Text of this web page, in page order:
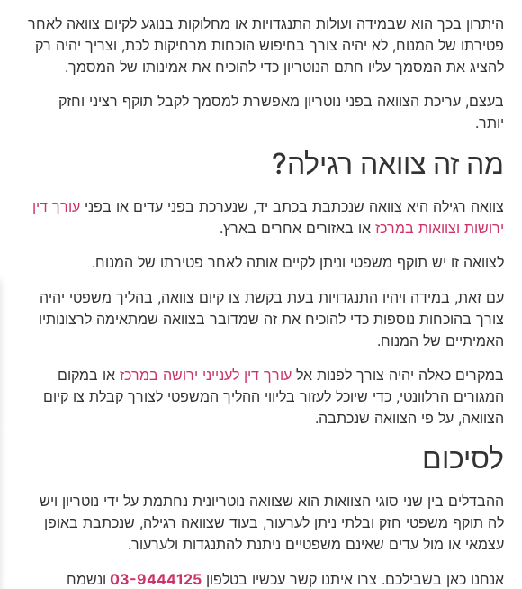
היתרון בכך הוא שבמידה ועולות התנגדויות או מחלוקות בנוגע לקיום צוואה לאחר
פטירתו של המנוח, לא יהיה צורך בחיפוש הוכחות מרחיקות לכת, וצריך יהיה רק
להציג את המסמך עליו חתם הנוטריון כדי להוכיח את אמינותו של המסמך.
בעצם, עריכת הצוואה בפני נוטריון מאפשרת למסמך לקבל תוקף רציני וחזק
יותר.
מה זה צוואה רגילה?
צוואה רגילה היא צוואה שנכתבת בכתב יד, שנערכת בפני עדים או בפני עורך דין
ירושות וצוואות במרכז או באזורים אחרים בארץ.
לצוואה זו יש תוקף משפטי וניתן לקיים אותה לאחר פטירתו של המנוח.
עם זאת, במידה ויהיו התנגדויות בעת בקשת צו קיום צוואה, בהליך משפטי יהיה
צורך בהוכחות נוספות כדי להוכיח את זה שמדובר בצוואה שמתאימה לרצונותיו
האמיתיים של המנוח.
במקרים כאלה יהיה צורך לפנות אל עורך דין לענייני ירושה במרכז או במקום
המגורים הרלוונטי, כדי שיוכל לעזור בליווי ההליך המשפטי לצורך קבלת צו קיום
הצוואה, על פי הצוואה שנכתבה.
לסיכום
ההבדלים בין שני סוגי הצוואות הוא שצוואה נוטריונית נחתמת על ידי נוטריון ויש
לה תוקף משפטי חזק ובלתי ניתן לערעור, בעוד שצוואה רגילה, שנכתבת באופן
עצמאי או מול עדים שאינם משפטיים ניתנת להתנגדות ולערעור.
אנחנו כאן בשבילכם. צרו איתנו קשר עכשיו בטלפון 03-9444125 ונשמח